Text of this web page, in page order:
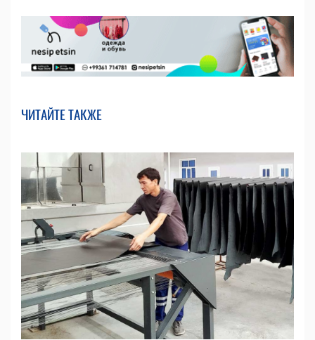
ЧИТАЙТЕ ТАКЖЕ